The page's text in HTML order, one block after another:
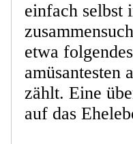
einfach selbst
etwa
amüsantesten
zählt. Eine
auf das